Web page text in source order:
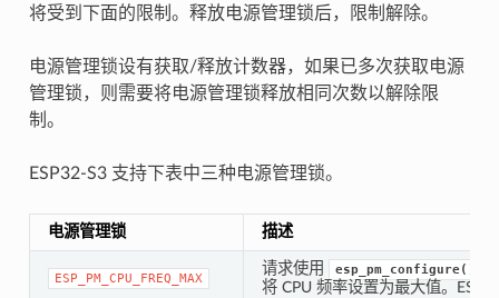
将受到下面的限制。释放电源管理锁后，限制解除。
电源管理锁设有获取/释放计数器，如果已多次获取电源
管理锁，则需要将电源管理锁释放相同次数以解除限
制。
ESP32-S3 支持下表中三种电源管理锁。
电源管理锁 描述
ESP_PM_CPU_FREQ_MAX
请求使用 esp_pm_configure()
将 CPU 频率设置为最大值。